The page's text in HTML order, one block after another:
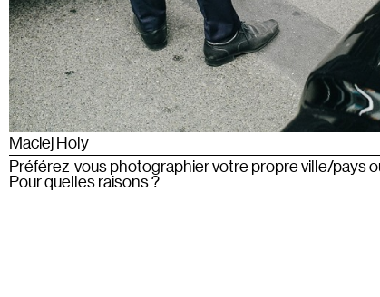
Maciej Holy
Préférez-vous photographier votre propre ville/pays
Pour quelles raisons ?